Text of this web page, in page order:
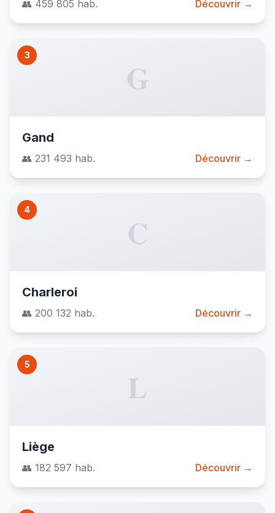
👥 459 805 hab. Découvrir →
3
G
Gand
👥 231 493 hab. Découvrir →
4
C
Charleroi
👥 200 132 hab. Découvrir →
5
L
Liège
👥 182 597 hab. Découvrir →